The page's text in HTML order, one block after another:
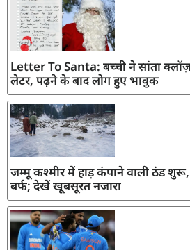
Letter To Santa: बच्ची ने सांता
लेटर, पढ़ने के बाद लोग हुए भावुक
जम्मू कश्मीर में हाड़ कंपाने वाली ठंड
बर्फ; देखें खूबसूरत नजारा